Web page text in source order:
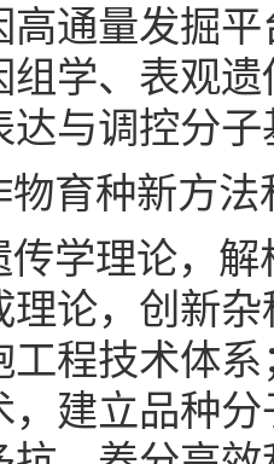
高通量发掘
组学、表观
达与调控分子
物育种新方
传学理论，
理论，创新
工程技术体
，建立品种